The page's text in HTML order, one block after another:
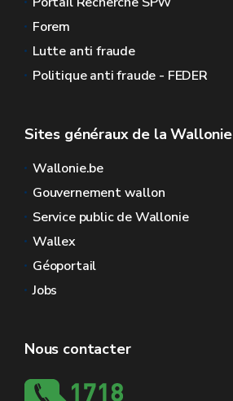
Forem
Lutte anti fraude
Politique anti fraude - FEDER
Sites généraux de la Wallonie
Wallonie.be
Gouvernement wallon
Service public de Wallonie
Wallex
Géoportail
Jobs
Nous contacter